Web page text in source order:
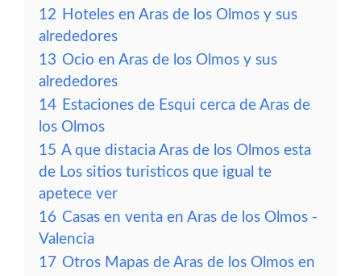
12 Hoteles en Aras de los Olmos y sus
alrededores
13 Ocio en Aras de los Olmos y sus
alrededores
14 Estaciones de Esqui cerca de Aras de
los Olmos
15 A que distacia Aras de los Olmos esta
de Los sitios turisticos que igual te
apetece ver
16 Casas en venta en Aras de los Olmos -
Valencia
17 Otros Mapas de Aras de los Olmos en